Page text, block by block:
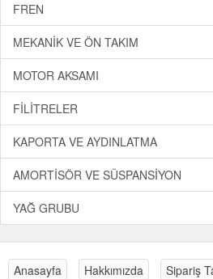
FREN
MEKANİK VE ÖN TAKIM
MOTOR AKSAMI
FİLİTRELER
KAPORTA VE AYDINLATMA
AMORTİSÖR VE SÜSPANSİYON
YAĞ GRUBU
Anasayfa Hakkımızda Sipariş